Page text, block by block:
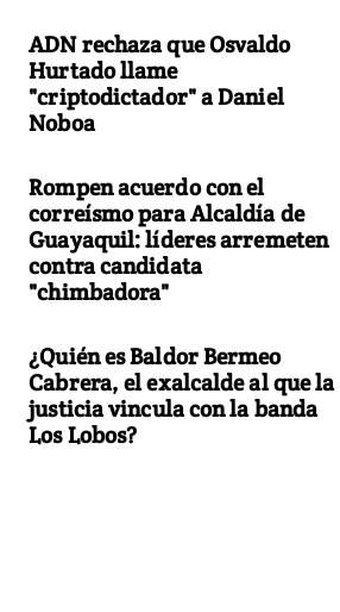
ADN rechaza que Osvaldo
Hurtado llame
"criptodictador" a Daniel
Noboa
Rompen acuerdo con el
correísmo para Alcaldía de
Guayaquil: líderes arremeten
contra candidata
"chimbadora"
¿Quién es Baldor Bermeo
Cabrera, el exalcalde al que la
justicia vincula con la banda
Los Lobos?